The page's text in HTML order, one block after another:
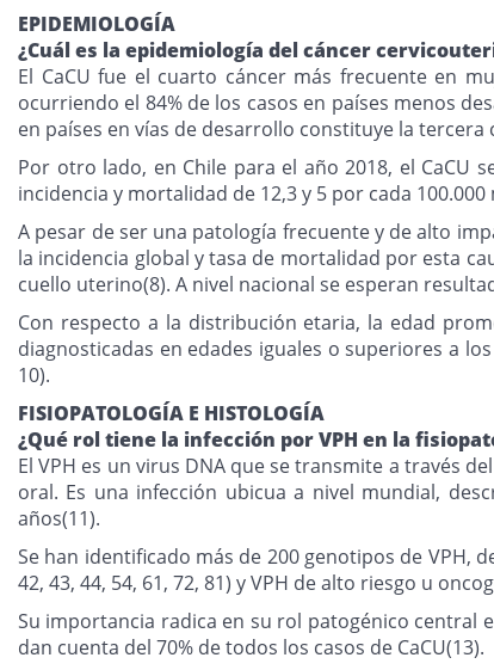
EPIDEMIOLOGÍA
¿Cuál es la epidemiología del cáncer
El CaCU fue el cuarto cáncer más frecuente en
ocurriendo el 84% de los casos en países menos
en países en vías de desarrollo constituye la
Por otro lado, en Chile para el año 2018, el CaCU
incidencia y mortalidad de 12,3 y 5 por cada
A pesar de ser una patología frecuente y de alto
la incidencia global y tasa de mortalidad por esta
cuello uterino(8). A nivel nacional se esperan
Con respecto a la distribución etaria, la edad
diagnosticadas en edades iguales o superiores a
10).
FISIOPATOLOGÍA E HISTOLOGÍA
¿Qué rol tiene la infección por VPH en la
El VPH es un virus DNA que se transmite a través
oral. Es una infección ubicua a nivel mundial,
años(11).
Se han identificado más de 200 genotipos de VPH,
42, 43, 44, 54, 61, 72, 81) y VPH de alto riesgo u
Su importancia radica en su rol patogénico central
dan cuenta del 70% de todos los casos de CaCU(13).